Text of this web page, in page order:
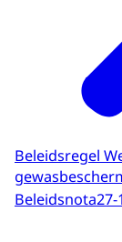
Beleidsregel
Beleidsnota27-